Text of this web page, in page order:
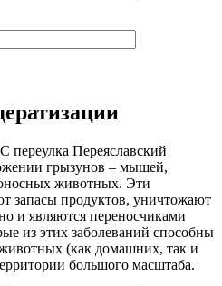
Переяславский
грызунов – мышей,
животных. Эти
запасы продуктов, уничтожают
и являются переносчиками
из этих заболеваний способны
(как домашних, так и
большого масштаба.